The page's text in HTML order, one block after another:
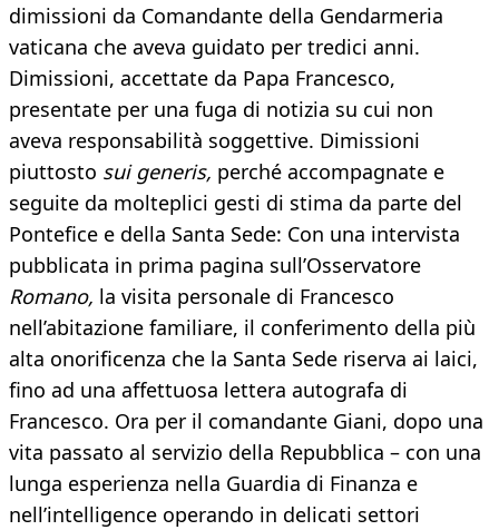
dimissioni da Comandante della Gendarmeria
vaticana che aveva guidato per tredici anni.
Dimissioni, accettate da Papa Francesco,
presentate per una fuga di notizia su cui non
aveva responsabilità soggettive. Dimissioni
piuttosto sui generis, perché accompagnate e
seguite da molteplici gesti di stima da parte del
Pontefice e della Santa Sede: Con una intervista
pubblicata in prima pagina sull’Osservatore
Romano, la visita personale di Francesco
nell’abitazione familiare, il conferimento della più
alta onorificenza che la Santa Sede riserva ai laici,
fino ad una affettuosa lettera autografa di
Francesco. Ora per il comandante Giani, dopo una
vita passato al servizio della Repubblica – con una
lunga esperienza nella Guardia di Finanza e
nell’intelligence operando in delicati settori